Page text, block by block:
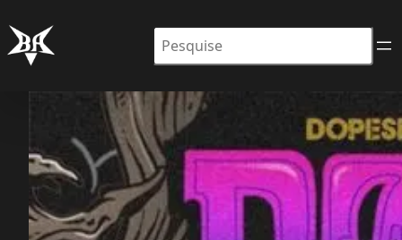
Pesquisar